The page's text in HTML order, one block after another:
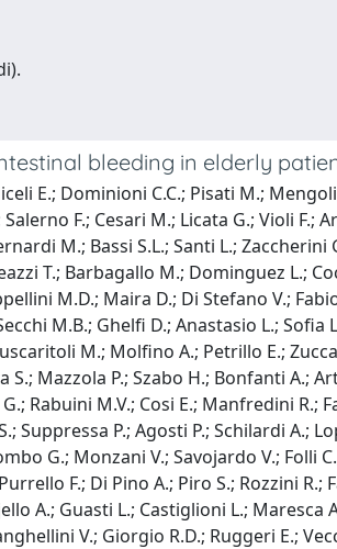
bleeding in elderly
E.; Dominioni C.C.; Pisati M.;
F.; Cesari M.; Licata G.; Violi F.;
M.; Bassi S.L.; Santi L.;
T.; Barbagallo M.; Dominguez L.;
M.D.; Maira D.; Di Stefano V.;
M.B.; Ghelfi D.; Anastasio L.;
M.; Molfino A.; Petrillo E.;
Mazzola P.; Szabo H.; Bonfanti A.;
Rabuini M.V.; Cosi E.; Manfredini R.;
Suppressa P.; Agosti P.; Schilardi A.;
G.; Monzani V.; Savojardo V.; Folli
F.; Di Pino A.; Piro S.; Rozzini
A.; Guasti L.; Castiglioni L.;
V.; Giorgio R.D.; Ruggeri E.;